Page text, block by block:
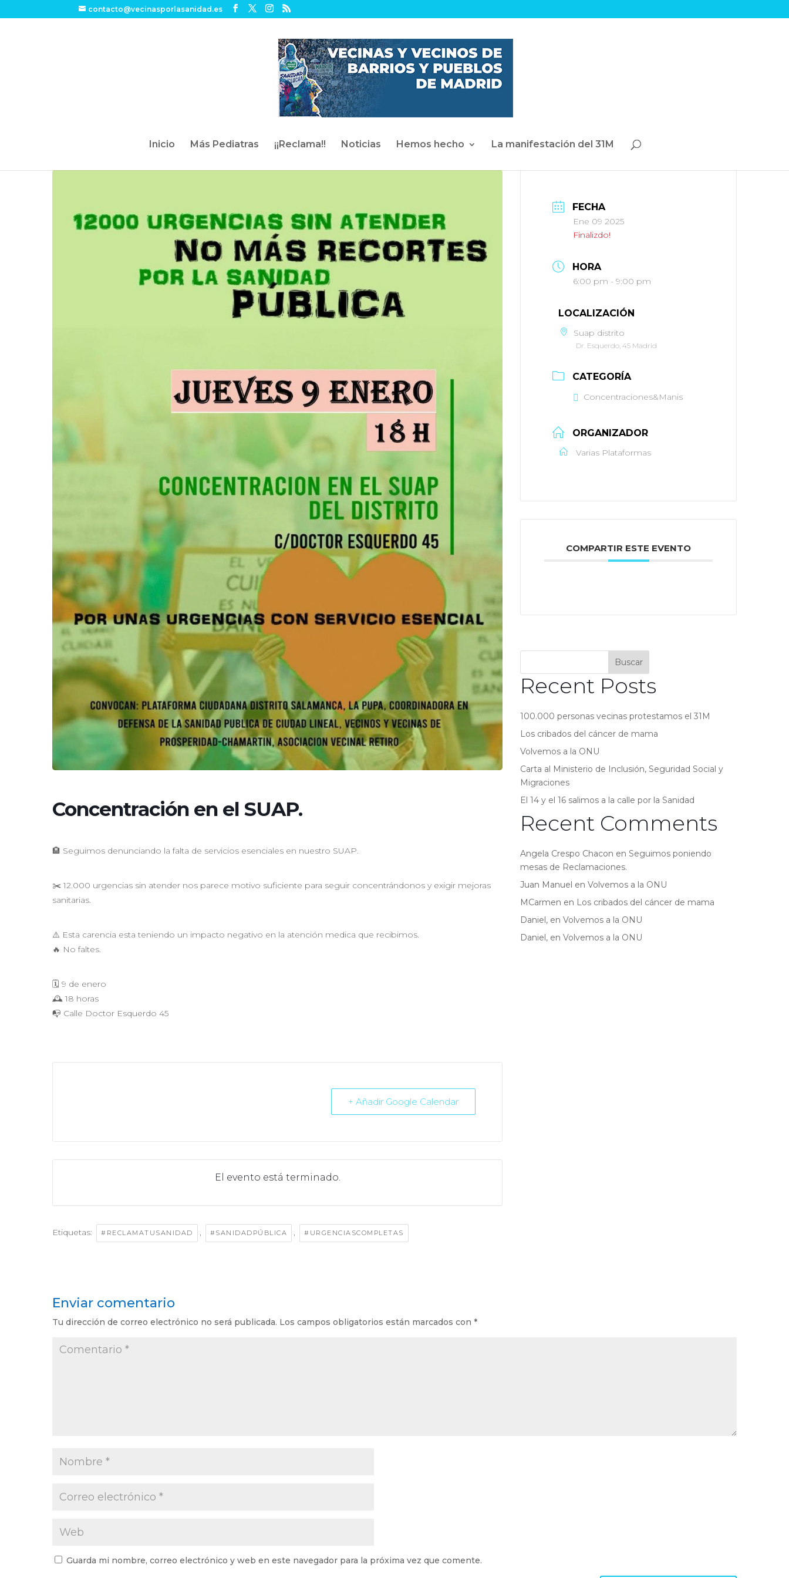
contacto@vecinasporlasanidad.es
Inicio Más Pediatras ¡¡Reclama!! Noticias Hemos hecho La manifestación del 31M
Concentración en el SUAP.
🏨 Seguimos denunciando la falta de servicios esenciales en nuestro SUAP.
✂️ 12.000 urgencias sin atender nos parece motivo suficiente para seguir concentrándonos y exigir mejoras
sanitarias.
⚠️ Esta carencia esta teniendo un impacto negativo en la atención medica que recibimos.
🔥 No faltes.
🗓 9 de enero
🕰 18 horas
📭 Calle Doctor Esquerdo 45
+ Añadir Google Calendar
El evento está terminado.
Etiquetas: #RECLAMATUSANIDAD , #SANIDADPÚBLICA , #URGENCIASCOMPLETAS
FECHA
Ene 09 2025
Finalizdo!
HORA
6:00 pm - 9:00 pm
LOCALIZACIÓN
Suap distrito
Dr. Esquerdo, 45 Madrid
CATEGORÍA
Concentraciones&Manis
ORGANIZADOR
Varias Plataformas
COMPARTIR ESTE EVENTO
Buscar
Recent Posts
100.000 personas vecinas protestamos el 31M
Los cribados del cáncer de mama
Volvemos a la ONU
Carta al Ministerio de Inclusión, Seguridad Social y
Migraciones
El 14 y el 16 salimos a la calle por la Sanidad
Recent Comments
Angela Crespo Chacon enSeguimos poniendo
mesas de Reclamaciones.
Juan Manuel enVolvemos a la ONU
MCarmen en Los cribados del cáncer de mama
Daniel, enVolvemos a la ONU
Daniel, enVolvemos a la ONU
Enviar comentario
Tu dirección de correo electrónico no será publicada. Los campos obligatorios están marcados con *
Guarda mi nombre, correo electrónico y web en este navegador para la próxima vez que comente.